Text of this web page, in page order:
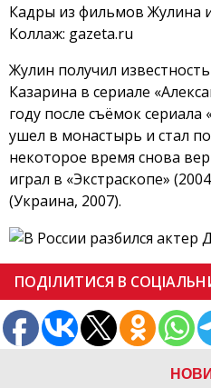
Кадры из фильмов Жулина
Коллаж: gazeta.ru
Жулин получил
Казарина в сериале
году после съёмок
ушел в монастырь и стал
некоторое время снова
играл в «Экстраскопе»
(Украина, 2007).
ПОДІЛИТИСЯ В